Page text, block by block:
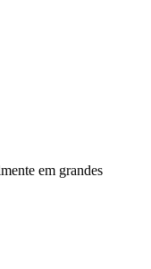
em grandes